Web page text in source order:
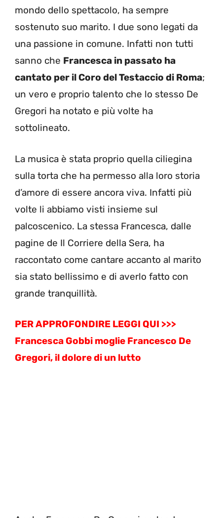
mondo dello spettacolo, ha sempre
sostenuto suo marito. I due sono legati da
una passione in comune. Infatti non tutti
sanno che Francesca in passato ha
cantato per il Coro del Testaccio di Roma;
un vero e proprio talento che lo stesso De
Gregori ha notato e più volte ha
sottolineato.
La musica è stata proprio quella ciliegina
sulla torta che ha permesso alla loro storia
d’amore di essere ancora viva. Infatti più
volte li abbiamo visti insieme sul
palcoscenico. La stessa Francesca, dalle
pagine de Il Corriere della Sera, ha
raccontato come cantare accanto al marito
sia stato bellissimo e di averlo fatto con
grande tranquillità.
PER APPROFONDIRE LEGGI QUI >>>
Francesca Gobbi moglie Francesco De
Gregori, il dolore di un lutto